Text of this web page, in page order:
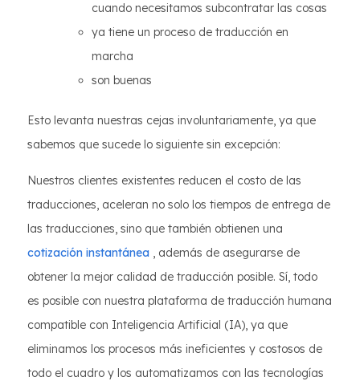
cuando necesitamos subcontratar las cosas
ya tiene un proceso de traducción en
marcha
son buenas
Esto levanta nuestras cejas involuntariamente, ya que
sabemos que sucede lo siguiente sin excepción:
Nuestros clientes existentes reducen el costo de las
traducciones, aceleran no solo los tiempos de entrega de
las traducciones, sino que también obtienen una
cotización instantánea , además de asegurarse de
obtener la mejor calidad de traducción posible. Sí, todo
es posible con nuestra plataforma de traducción humana
compatible con Inteligencia Artificial (IA), ya que
eliminamos los procesos más ineficientes y costosos de
todo el cuadro y los automatizamos con las tecnologías